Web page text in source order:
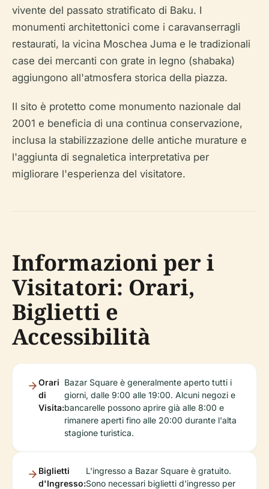
vivente del passato stratificato di Baku. I
monumenti architettonici come i caravanserragli
restaurati, la vicina Moschea Juma e le tradizionali
case dei mercanti con grate in legno (shabaka)
aggiungono all'atmosfera storica della piazza.
Il sito è protetto come monumento nazionale dal
2001 e beneficia di una continua conservazione,
inclusa la stabilizzazione delle antiche murature e
l'aggiunta di segnaletica interpretativa per
migliorare l'esperienza del visitatore.
Informazioni per i
Visitatori: Orari,
Biglietti e
Accessibilità
Orari
di
Visita:
Bazar Square è generalmente aperto tutti i
giorni, dalle 9:00 alle 19:00. Alcuni negozi e
bancarelle possono aprire già alle 8:00 e
rimanere aperti fino alle 20:00 durante l'alta
stagione turistica.
Biglietti
d'Ingresso:
L'ingresso a Bazar Square è gratuito.
Sono necessari biglietti d'ingresso per